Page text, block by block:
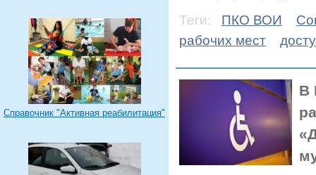
Справочник "Активная реабилитация"
Теги:
ПКО ВОИ
рабочих мест
В